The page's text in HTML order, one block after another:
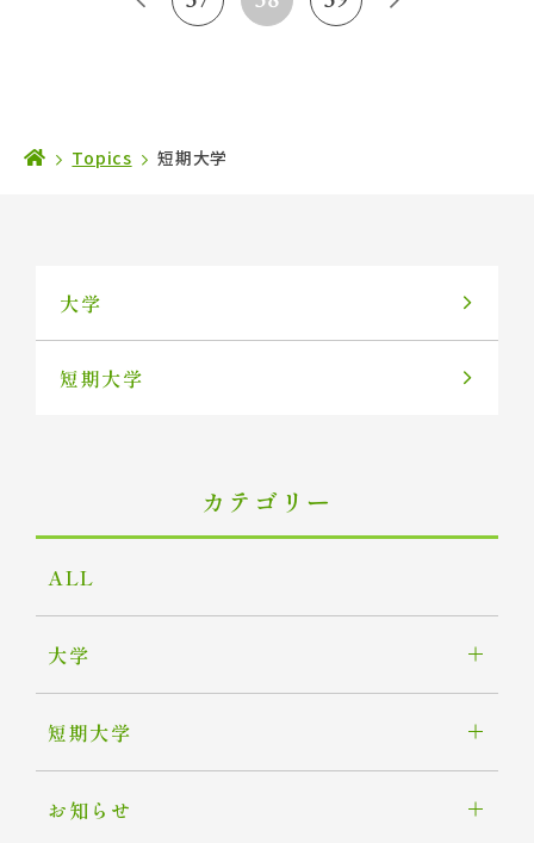
Topics 短期大学
大学
短期大学
カテゴリー
ALL
大学
短期大学
お知らせ